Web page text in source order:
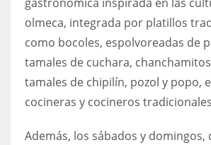
olmeca, integrada por platillos
como bocoles, espolvoreadas de
tamales de cuchara,
tamales de chipilín, pozol y popo,
cocineras y cocineros
Además, los sábados y domingos,